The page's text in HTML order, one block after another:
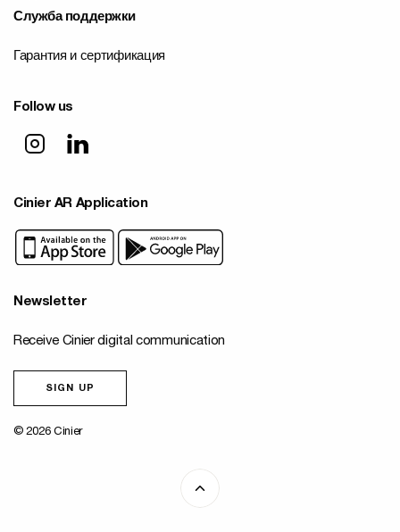
Служба поддержки
Гарантия и сертификация
Follow us
Cinier AR Application
Newsletter
Receive Cinier digital communication
SIGN UP
© 2026 Cinier